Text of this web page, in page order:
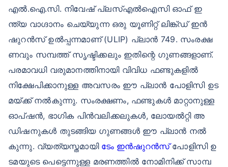
എൽ.ഐ.സി. നിവേഷ് പ്ലസ്എൽഐസി ഓഫ് ഇ
ന്ത്യ വാഗ്ദാനം ചെയ്യുന്ന ഒരു യൂണിറ്റ് ലിങ്ക്ഡ് ഇൻ
ഷുറൻസ് ഉൽപ്പന്നമാണ് (ULIP) പ്ലാൻ 749. സംരക്ഷ
ണവും സമ്പത്ത് സൃഷ്ടിക്കലും ഇതിന്റെ ഗുണങ്ങളാണ്.
പരമാവധി വരുമാനത്തിനായി വിവിധ ഫണ്ടുകളിൽ
നിക്ഷേപിക്കാനുള്ള അവസരം ഈ പ്ലാൻ പോളിസി ഉട
മയ്ക്ക് നൽകുന്നു. സംരക്ഷണം, ഫണ്ടുകൾ മാറ്റാനുള്ള
ഓപ്ഷൻ, ഭാഗിക പിൻവലിക്കലുകൾ, ലോയൽറ്റി അ
ഡിഷനുകൾ തുടങ്ങിയ ഗുണങ്ങൾ ഈ പ്ലാൻ നൽ
കുന്നു. വ്യത്യസ്തമായി ടേം ഇൻഷുറൻസ്പോളിസി ഉ
ടമയുടെ പെട്ടെന്നുള്ള മരണത്തിൽ നോമിനിക്ക് സാമ്പ